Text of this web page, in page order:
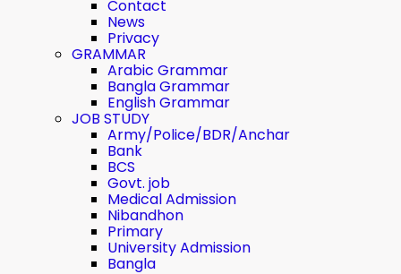
Contact
News
Privacy
GRAMMAR
Arabic Grammar
Bangla Grammar
English Grammar
JOB STUDY
Army/Police/BDR/Anchar
Bank
BCS
Govt. job
Medical Admission
Nibandhon
Primary
University Admission
Bangla